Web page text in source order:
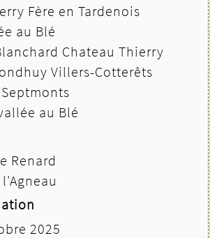
Fère en Tardenois
au Blé
Chateau Thierry
Villers-Cotterêts
au Blé
Renard
2025